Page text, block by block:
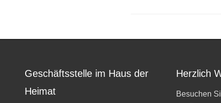
Geschäftsstelle im Haus der
Heimat
Herzlich
Besuchen